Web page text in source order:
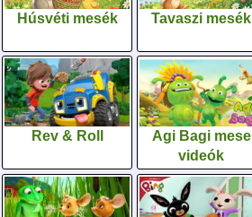
Húsvéti mesék Tavaszi mesék
Rev & Roll
Agi Bagi mese
videók